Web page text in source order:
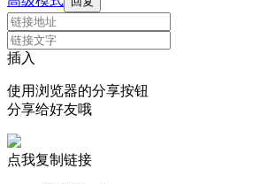
插入
使用浏览器的分享按钮
分享给好友哦
点我复制链接